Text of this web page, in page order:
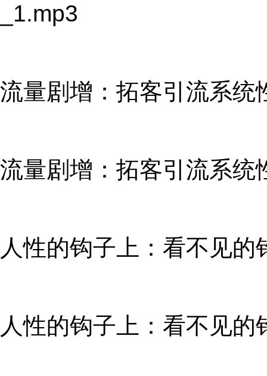
_1.mp3
流量剧增：拓客引流系统
流量剧增：拓客引流系统
人性的钩子上：看不见
人性的钩子上：看不见